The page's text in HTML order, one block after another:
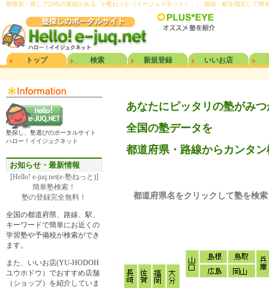
塾検索・探しで20年の実績がある「e-塾ねっと（イージュクネット）」。 路線・駅を指定して
トップ 検索 新規登録 いいお店
塾探し、塾選びのポータルサイト
ハロー！イイジュクネット
お知らせ・最新情報
[Hello! e-juq.net(e-塾ねっと)]
簡単塾検索！
塾の登録完全無料！
全国の都道府県、路線、駅、
キーワードで簡単にお近くの
学習塾や予備校が検索ができ
ます。
また、いいお店(YU-HODOH
ユウホドウ）でおすすめ店舗
（ショップ）を紹介していま
あなたにピッタリの塾がみ
全国の塾データを
都道府県・路線からカンタン
都道府県名をクリックして塾を検